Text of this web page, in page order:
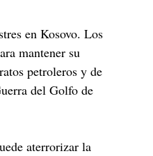
en Kosovo. Los
mantener su
petroleros y de
del Golfo de
aterrorizar la